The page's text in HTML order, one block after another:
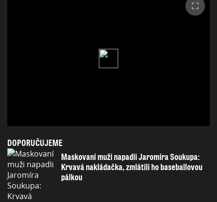
DOPORUČUJEME
Maskovaní muži napadli Jaromíra Soukupa:
Krvavá nakládačka, zmlátili ho baseballovou
pálkou